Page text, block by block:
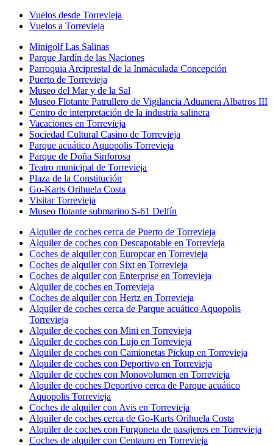
Vuelos desde Torrevieja
Vuelos a Torrevieja
Minigolf Las Salinas
Parque Jardín de las Naciones
Parroquia Arciprestal de la Inmaculada Concepción
Puerto de Torrevieja
Museo del Mar y de la Sal
Museo Flotante Patrullero de Vigilancia Aduanera Albatros III
Centro de interpretación de la industria salinera
Vacaciones en Torrevieja
Sociedad Cultural Casino de Torrevieja
Parque acuático Aquopolis Torrevieja
Parque de Doña Sinforosa
Teatro municipal de Torrevieja
Plaza de la Constitución
Go-Karts Orihuela Costa
Visitar Torrevieja
Museo flotante submarino S-61 Delfín
Alquiler de coches cerca de Puerto de Torrevieja
Alquiler de coches con Descapotable en Torrevieja
Coches de alquiler con Europcar en Torrevieja
Coches de alquiler con Sixt en Torrevieja
Coches de alquiler con Enterprise en Torrevieja
Alquiler de coches en Torrevieja
Coches de alquiler con Hertz en Torrevieja
Alquiler de coches cerca de Parque acuático Aquopolis
Torrevieja
Alquiler de coches con Mini en Torrevieja
Alquiler de coches con Lujo en Torrevieja
Alquiler de coches con Camionetas Pickup en Torrevieja
Alquiler de coches con Deportivo en Torrevieja
Alquiler de coches con Monovolumen en Torrevieja
Alquiler de coches Deportivo cerca de Parque acuático
Aquopolis Torrevieja
Coches de alquiler con Avis en Torrevieja
Alquiler de coches cerca de Go-Karts Orihuela Costa
Alquiler de coches con Furgoneta de pasajeros en Torrevieja
Coches de alquiler con Centauro en Torrevieja